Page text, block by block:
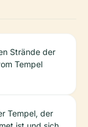
Strände der
Tempel
Tempel, der